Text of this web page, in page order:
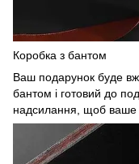
Коробка з бантом
Ваш подарунок буде
бантом і готовий до
надсилання, щоб ваше